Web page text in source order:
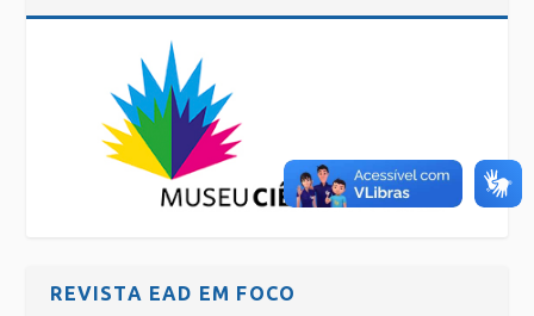
REVISTA EAD EM FOCO